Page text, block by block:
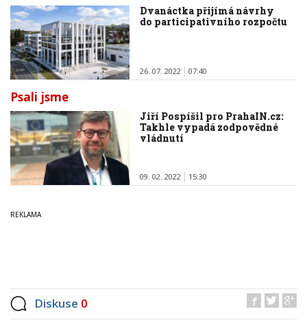
Dvanáctka přijímá návrhy
do participativního rozpočtu
26. 07. 2022 07:40
Psali jsme
Jiří Pospíšil pro PrahaIN.cz:
Takhle vypadá zodpovědné
vládnutí
09. 02. 2022 15:30
Diskuse 0